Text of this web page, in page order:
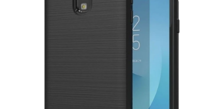
SLÚCHADLÁ, REPRODUKTORY A MIKROFÓNY